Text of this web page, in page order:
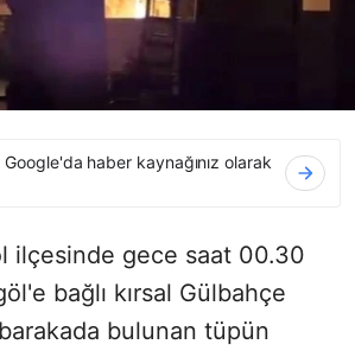
Google'da haber kaynağınız olarak
ilçesinde gece saat 00.30
bağlı kırsal Gülbahçe
bulunan tüpün